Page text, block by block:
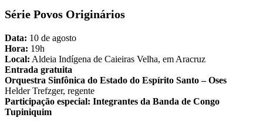
Série Povos Originários
Data: 10 de agosto
Hora: 19h
Local: Aldeia Indígena de Caieiras Velha, em Aracruz
Entrada gratuita
Orquestra Sinfônica do Estado do Espírito Santo – Oses
Helder Trefzger, regente
Participação especial: Integrantes da Banda de Congo
Tupiniquim